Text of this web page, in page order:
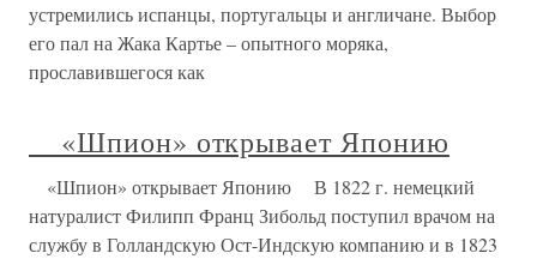
устремились испанцы, португальцы и англичане. Выбор
его пал на Жака Картье – опытного моряка,
прославившегося как
«Шпион» открывает Японию
«Шпион» открывает Японию В 1822 г. немецкий
натуралист Филипп Франц Зибольд поступил врачом на
службу в Голландскую Ост-Индскую компанию и в 1823